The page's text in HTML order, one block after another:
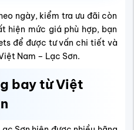
ngày, kiểm tra ưu đãi còn
hiện mức giá phù hợp, bạn
để được tư vấn chi tiết và
Nam – Lạc Sơn.
bay từ Việt